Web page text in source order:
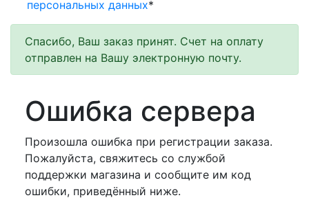
персональных данных*
Спасибо, Ваш заказ принят. Счет на оплату
отправлен на Вашу электронную почту.
Ошибка сервера
Произошла ошибка при регистрации заказа.
Пожалуйста, свяжитесь со службой
поддержки магазина и сообщите им код
ошибки, приведённый ниже.